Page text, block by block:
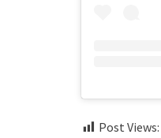
Post Views: